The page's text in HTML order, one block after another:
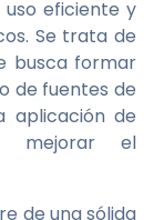
eficiente y
Se trata de
busca formar
de fuentes de
aplicación de
mejorar el
de una sólida